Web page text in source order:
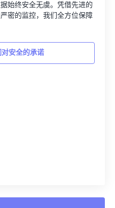
始终安全无虞。凭借先进的
密的监控，我们全方位保障
安全的承诺